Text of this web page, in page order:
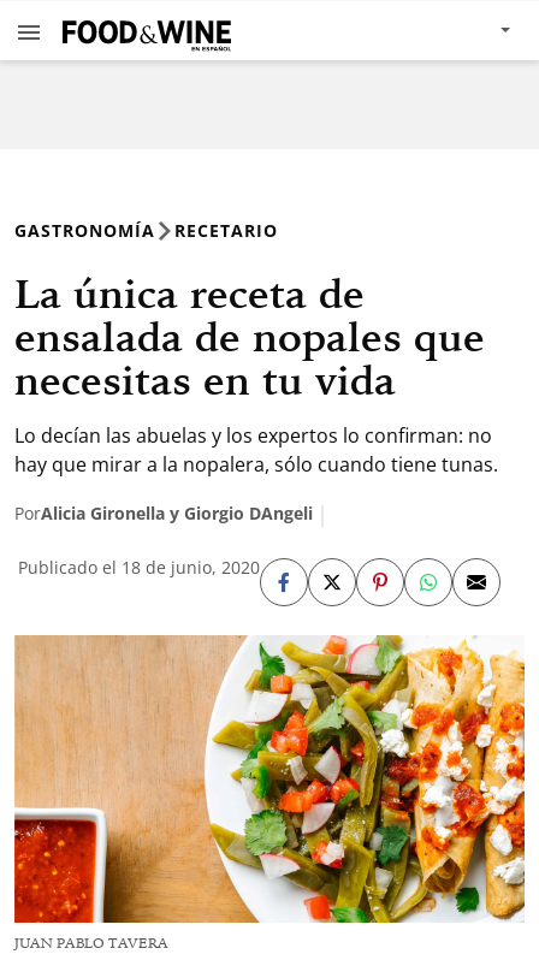
GASTRONOMÍA RECETARIO
La única receta de
ensalada de nopales que
necesitas en tu vida
Lo decían las abuelas y los expertos lo confirman: no
hay que mirar a la nopalera, sólo cuando tiene tunas.
PorAlicia Gironella y Giorgio DAngeli
Publicado el 18 de junio, 2020
JUAN PABLO TAVERA